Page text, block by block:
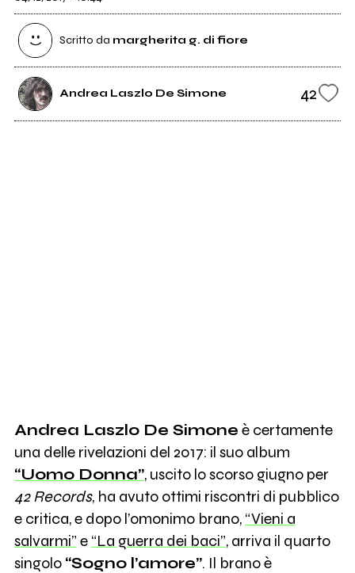
Scritto da margherita g. di fiore
Andrea Laszlo De Simone 42
Andrea Laszlo De Simone è certamente
una delle rivelazioni del 2017: il suo album
“Uomo Donna”, uscito lo scorso giugno per
42 Records, ha avuto ottimi riscontri di pubblico
e critica, e dopo l’omonimo brano, “Vieni a
salvarmi” e “La guerra dei baci”, arriva il quarto
singolo “Sogno l’amore”. Il brano è